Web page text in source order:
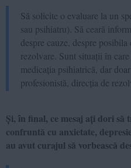
Să solicite o evaluare la un
sau psihiatru). Să ceară
despre cauze, despre
rezolvare. Sunt situații în care
medicația psihiatrică, dar
profesionistă, direcția de
Și, în final, ce mesaj ați dori
confruntă cu anxietate,
au avut curajul să vorbească